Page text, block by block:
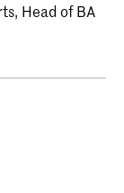
Head of BA